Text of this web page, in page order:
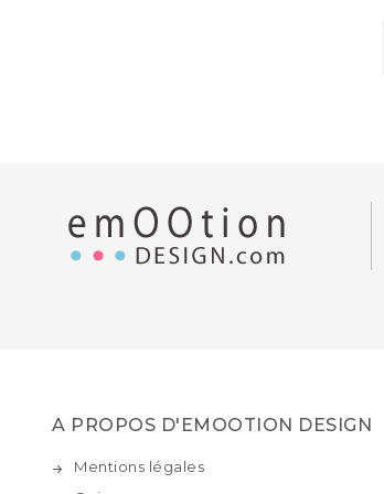
A PROPOS D'EMOOTION DESIGN
Mentions légales